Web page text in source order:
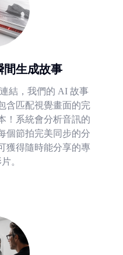
間生成故事
結，我們的 AI 故事
含匹配視覺畫面的完
！系統會分析音訊的
個節拍完美同步的分
獲得隨時能分享的專
。